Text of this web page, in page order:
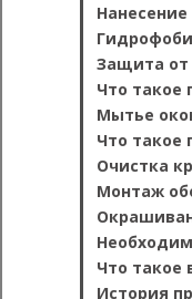
Защита
Что
Мытье
Что такое
Очистка
Монтаж
Что такое
История